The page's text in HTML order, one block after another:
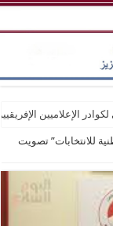
الإعلاميين
للانتخابات” تصويت